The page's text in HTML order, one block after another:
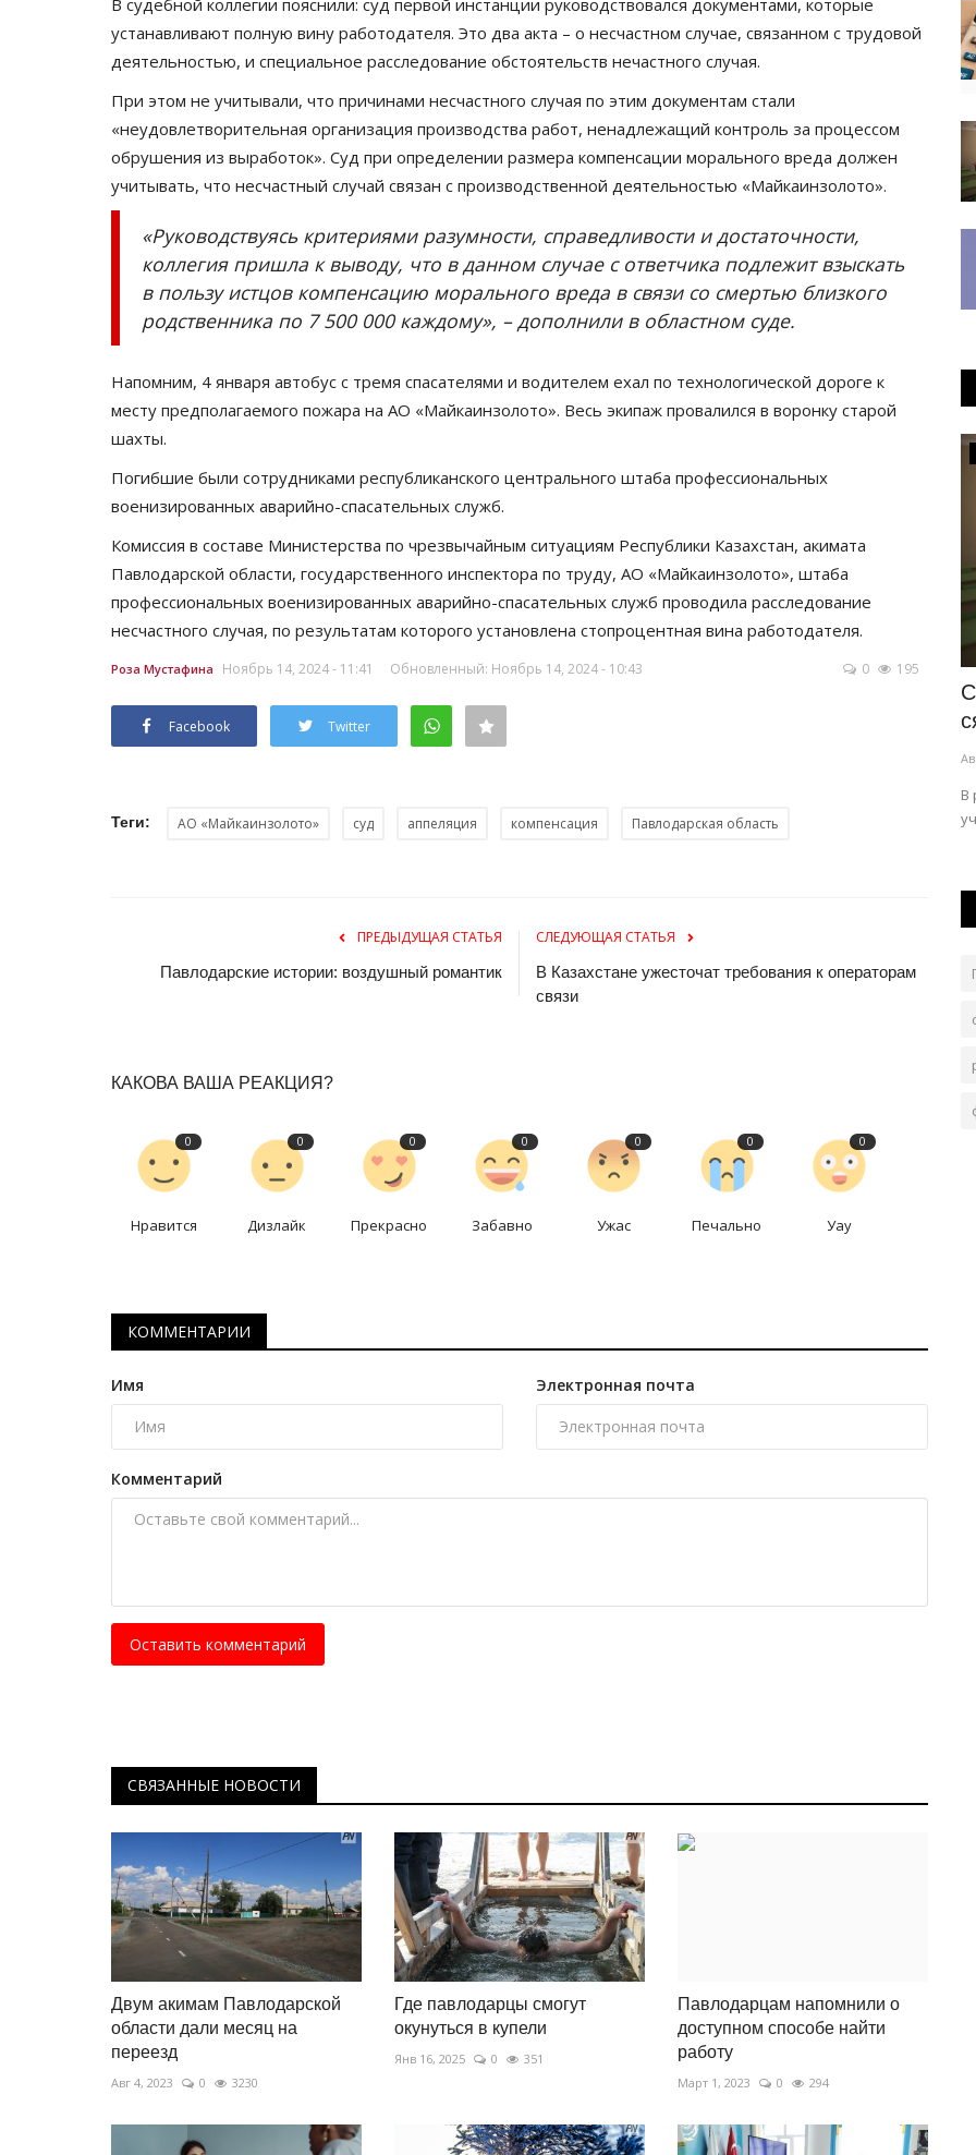
устанавливают полную вину работодателя. Это два акта – о несчастном случае, связанном с трудовой
деятельностью, и специальное расследование обстоятельств нечастного случая.
При этом не учитывали, что причинами несчастного случая по этим документам стали
«неудовлетворительная организация производства работ, ненадлежащий контроль за процессом
обрушения из выработок». Суд при определении размера компенсации морального вреда должен
учитывать, что несчастный случай связан с производственной деятельностью «Майкаинзолото».
«Руководствуясь критериями разумности, справедливости и достаточности,
коллегия пришла к выводу, что в данном случае с ответчика подлежит взыскать
в пользу истцов компенсацию морального вреда в связи со смертью близкого
родственника по 7 500 000 каждому», – дополнили в областном суде.
Напомним, 4 января автобус с тремя спасателями и водителем ехал по технологической дороге к
месту предполагаемого пожара на АО «Майкаинзолото». Весь экипаж провалился в воронку старой
шахты.
Погибшие были сотрудниками республиканского центрального штаба профессиональных
военизированных аварийно-спасательных служб.
Комиссия в составе Министерства по чрезвычайным ситуациям Республики Казахстан, акимата
Павлодарской области, государственного инспектора по труду, АО «Майкаинзолото», штаба
профессиональных военизированных аварийно-спасательных служб проводила расследование
несчастного случая, по результатам которого установлена стопроцентная вина работодателя.
Роза Мустафина Ноябрь 14, 2024 - 11:41 Обновленный: Ноябрь 14, 2024 - 10:43 0 195
Facebook Twitter
Теги: АО «Майкаинзолото» суд аппеляция компенсация Павлодарская область
ПРЕДЫДУЩАЯ СТАТЬЯ
Павлодарские истории: воздушный романтик
СЛЕДУЮЩАЯ СТАТЬЯ
В Казахстане ужесточат требования к операторам
связи
КАКОВА ВАША РЕАКЦИЯ?
0
Нравится
0
Дизлайк
0
Прекрасно
0
Забавно
0
Ужас
0
Печально
0
Уау
КОММЕНТАРИИ
Имя Электронная почта
Комментарий
Оставить комментарий
СВЯЗАННЫЕ НОВОСТИ
Двум акимам Павлодарской
области дали месяц на
переезд
Авг 4, 2023 0 3230
Где павлодарцы смогут
окунуться в купели
Янв 16, 2025 0 351
Павлодарцам напомнили о
доступном способе найти
работу
Март 1, 2023 0 294
камера павлодарских лесников
впервые.
стадии.
В